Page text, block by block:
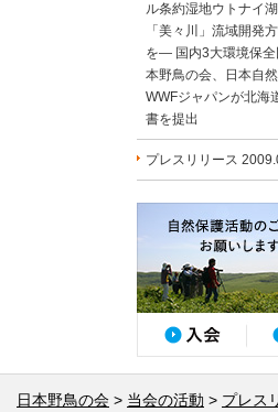
ル条約湿地ウトナイ
「美々川」流域開発
を― 国内3大環境保全
本野鳥の会、日本自然
WWFジャパンが北海
書を提出
プレスリリース
日本野鳥の会 当会の活動
プレス